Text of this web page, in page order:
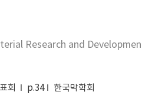
하였다. 실험은 국내에서 가장 많이
용하였으며 정확한 염분 측정치를
m²씩 변화시켜가며 측정한 결과,
도로제설업무수행요령을 참고하여
을 정확하게 측정하는 것을 확인하였
Research and
회 p.34 한국막학회